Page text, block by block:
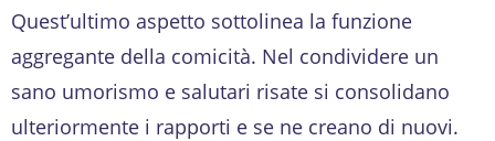
Quest’ultimo aspetto sottolinea la funzione
aggregante della comicità. Nel condividere un
sano umorismo e salutari risate si consolidano
ulteriormente i rapporti e se ne creano di nuovi.